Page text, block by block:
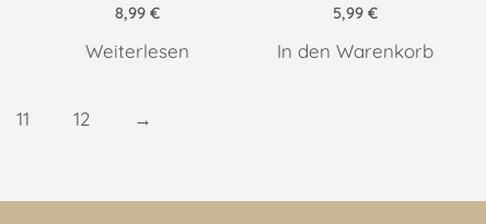
8,99€
Weiterlesen
5,99€
In den Warenkorb
11 12 →